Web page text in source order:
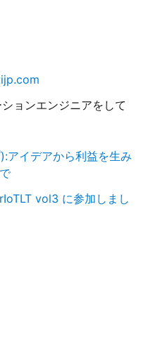
ョンエンジニアをして
アイデアから利益を生み
vol3 に参加しまし